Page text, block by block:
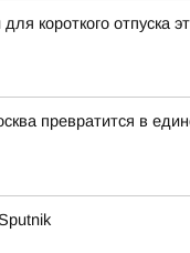
короткого отпуска
превратится в